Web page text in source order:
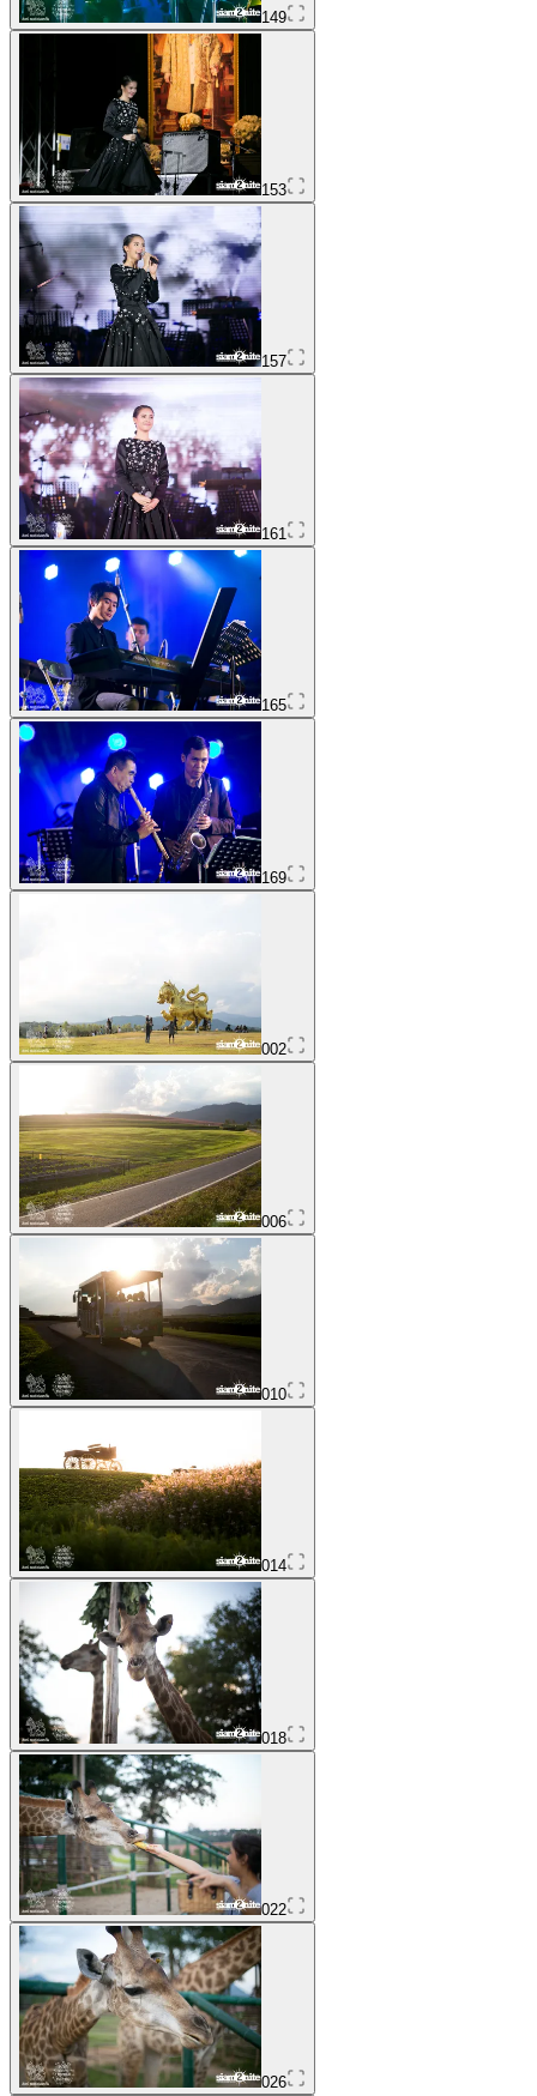
149
153
157
161
165
169
002
006
010
014
018
022
026